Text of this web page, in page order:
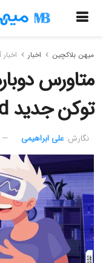
میهن بلاکچین اخبار
متاورس
توکن جدید Verse World در سولانا
نگارش:‌ علی ابراهیمی